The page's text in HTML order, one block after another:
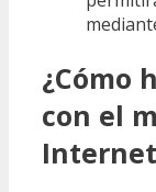
¿Cómo
con el